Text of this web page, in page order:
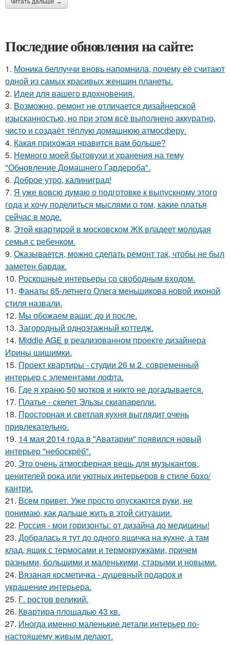
читать дальше →
Последние обновления на сайте:
1. Моника беллуччи вновь напомнила, почему её считают
одной из самых красивых женщин планеты.
2. Идеи для вашего вдохновения.
3. Возможно, ремонт не отличается дизайнерской
изысканностью, но при этом всё выполнено аккуратно,
чисто и создаёт тёплую домашнюю атмосферу.
4. Какая прихожая нравится вам больше?
5. Немного моей бытовухи и хранения на тему
"Обновление Домашнего Гардероба".
6. Доброе утро, калиниград!
7. Я уже вовсю думаю о подготовке к выпускному этого
года и хочу поделиться мыслями о том, какие платья
сейчас в моде.
8. Этой квартирой в московском ЖК владеет молодая
семья с ребенком.
9. Оказывается, можно сделать ремонт так, чтобы не был
заметен бардак.
10. Роскошные интерьеры со свободным входом.
11. Фанаты 65-летнего Олега меньшикова новой иконой
стиля назвали.
12. Мы обожаем ваши: до и после.
13. Загородный одноэтажный коттедж.
14. Middle AGE в реализованном проекте дизайнера
Ирины шишимки.
15. Проект квартиры - студии 26 м 2. современный
интерьер с элементами лофта.
16. Где я храню 50 мотков и никто не догадывается.
17. Платье - скелет Эльзы скиапарелли.
18. Просторная и светлая кухня выглядит очень
привлекательно.
19. 14 мая 2014 года в "Аватарии" появился новый
интерьер "небоскрёб".
20. Это очень атмосферная вещь для музыкантов,
ценителей рока или уютных интерьеров в стиле бохо/
кантри.
21. Всем привет. Уже просто опускаются руки, не
понимаю, как дальше жить в этой ситуации.
22. Россия - мои горизонты: от дизайна до медицины!
23. Добралась я тут до одного ящичка на кухне, а там
клад, ящик с термосами и термокружками, причем
разными, большими и маленькими, старыми и новыми.
24. Вязаная косметичка - душевный подарок и
украшение интерьера.
25. Г. ростов великий.
26. Квартира площадью 43 кв.
27. Иногда именно маленькие детали интерьер по-
настоящему живым делают.